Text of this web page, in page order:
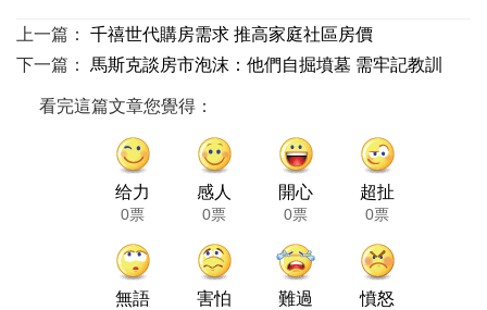
上一篇：
千禧世代購房需求 推高家庭社區房價
下一篇：
馬斯克談房市泡沫：他們自掘墳墓 需牢記教訓
看完這篇文章您覺得：
给力
0票
感人
0票
開心
0票
超扯
0票
無語 害怕 難過 憤怒